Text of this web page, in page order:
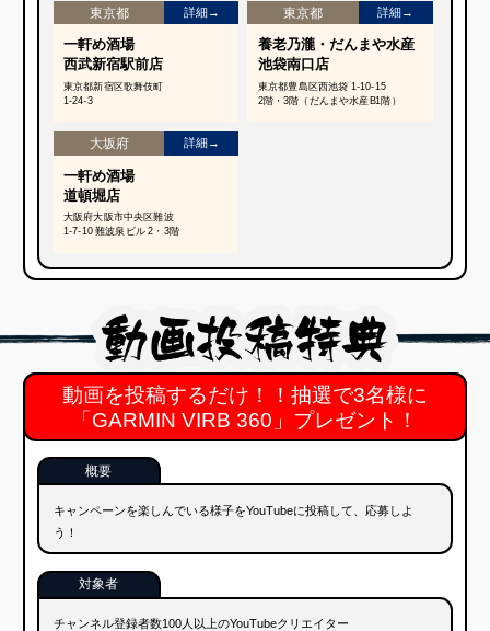
「GARMIN VIRB 360」プレゼント！
概要
キャンペーンを楽しんでいる様子をYouTubeに投稿して、応募しよ
う！
対象者
期間
2018年7月22日（日）23：59→7月6日（金）23：59
YouTubeの仕様変更に伴い、キャンペーン期間を短縮させていただくこととなりまし
賞品
360°全天球カメラ
「GARMIN VIRB 360」 3名様